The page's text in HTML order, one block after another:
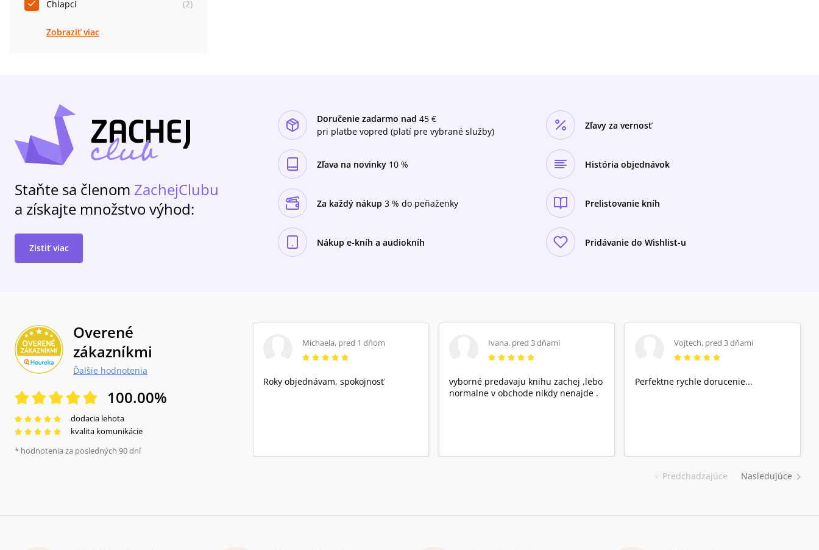
Chlapci (2)
Zobraziť viac
Staňte sa členom ZachejClubu
a získajte množstvo výhod:
Zistiť viac
Doručenie zadarmo nad 45 €
pri platbe vopred (platí pre vybrané služby)
Zľavy za vernosť
Zľava na novinky 10 % História objednávok
Za každý nákup 3 % do peňaženky Prelistovanie kníh
Nákup e-kníh a audiokníh Pridávanie do Wishlist-u
Overené
zákazníkmi
Ďalšie hodnotenia
100.00%
dodacia lehota
kvalita komunikácie
* hodnotenia za posledných 90 dní
Predchadzajúce
Michaela, pred 1 dňom
Roky objednávam, spokojnosť
Ivana, pred 3 dňami
vyborné predavaju knihu zachej ,lebo
normalne v obchode nikdy nenajde .
Vojtech, pred 3 dňami
Perfektne rychle dorucenie...
Nasledujúce